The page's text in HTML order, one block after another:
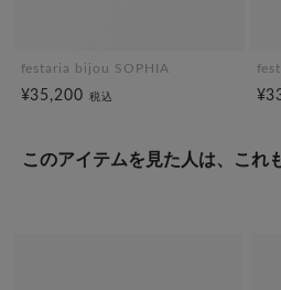
festaria bijou SOPHIA
¥35,200税込
このアイテムを見た人は、これ